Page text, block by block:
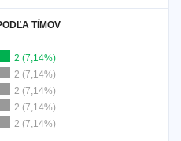
TÍMOV
2 (7,14%)
2 (7,14%)
2 (7,14%)
2 (7,14%)
2 (7,14%)